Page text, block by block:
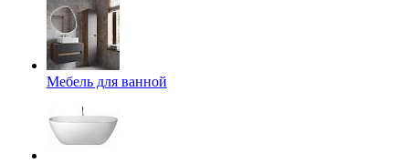
Мебель для ванной